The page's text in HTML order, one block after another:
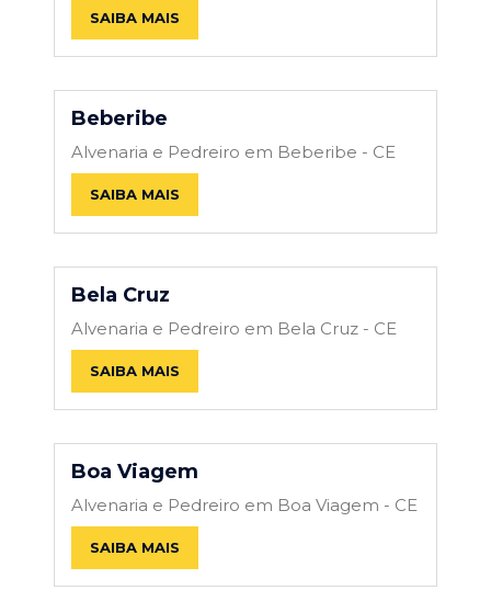
SAIBA MAIS
Beberibe
Alvenaria e Pedreiro em Beberibe - CE
SAIBA MAIS
Bela Cruz
Alvenaria e Pedreiro em Bela Cruz - CE
SAIBA MAIS
Boa Viagem
Alvenaria e Pedreiro em Boa Viagem - CE
SAIBA MAIS